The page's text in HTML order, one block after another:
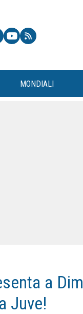
MONDIALI
a
Juve!